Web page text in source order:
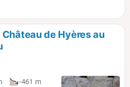
de Hyères au
-461 m